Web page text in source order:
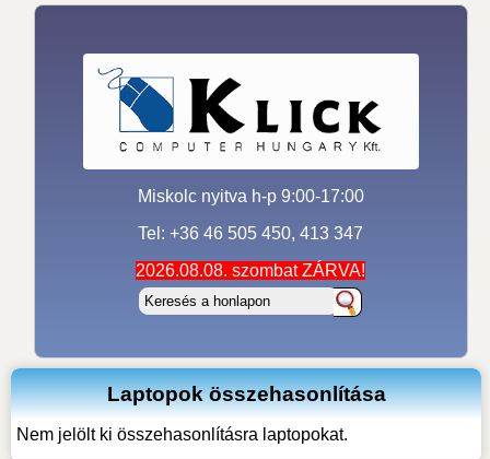
Miskolc nyitva h-p 9:00-17:00
Tel: +36 46 505 450, 413 347
2026.08.08. szombat ZÁRVA!
Laptopok összehasonlítása
Nem jelölt ki összehasonlításra laptopokat.